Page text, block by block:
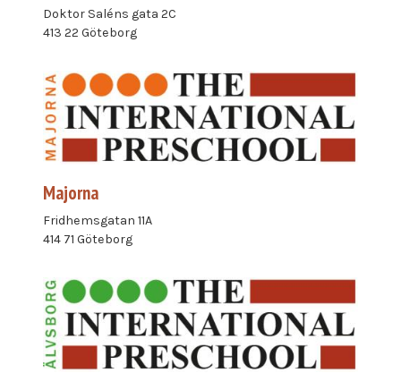
Doktor Saléns gata 2C
413 22 Göteborg
Majorna
Fridhemsgatan 11A
414 71 Göteborg